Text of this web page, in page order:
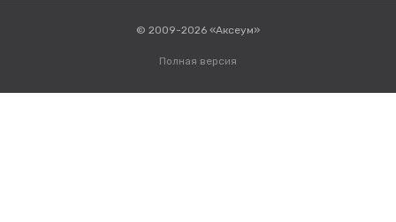
© 2009-2026 «Аксеум»
Полная версия